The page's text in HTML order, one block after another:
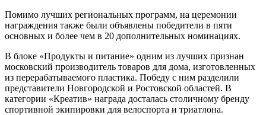
Помимо лучших региональных программ, на церемонии
награждения также были объявлены победители в пяти
основных и более чем в 20 дополнительных номинациях.
В блоке «Продукты и питание» одним из лучших признан
московский производитель товаров для дома, изготовленных
из перерабатываемого пластика. Победу с ним разделили
представители Новгородской и Ростовской областей. В
категории «Креатив» награда досталась столичному бренду
спортивной экипировки для велоспорта и триатлона.